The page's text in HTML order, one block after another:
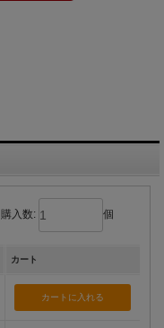
購入数: 個
カート